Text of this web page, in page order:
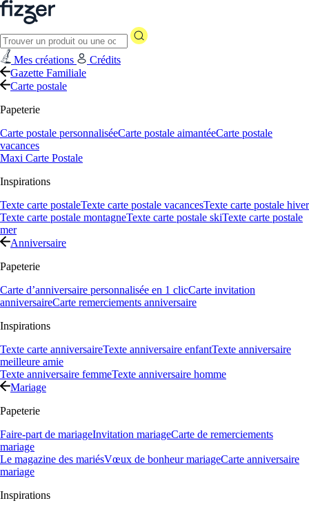
Mes créations
Crédits
Gazette Familiale
Carte postale
Papeterie
Carte postale personnaliséeCarte postale aimantéeCarte postale
vacances
Maxi Carte Postale
Inspirations
Texte carte postaleTexte carte postale vacancesTexte carte postale hiver
Texte carte postale montagneTexte carte postale skiTexte carte postale
mer
Anniversaire
Papeterie
Carte d’anniversaire personnalisée en 1 clicCarte invitation
anniversaireCarte remerciements anniversaire
Inspirations
Texte carte anniversaireTexte anniversaire enfantTexte anniversaire
meilleure amie
Texte anniversaire femmeTexte anniversaire homme
Mariage
Papeterie
Faire-part de mariageInvitation mariageCarte de remerciements
mariage
Le magazine des mariésVœux de bonheur mariageCarte anniversaire
mariage
Inspirations